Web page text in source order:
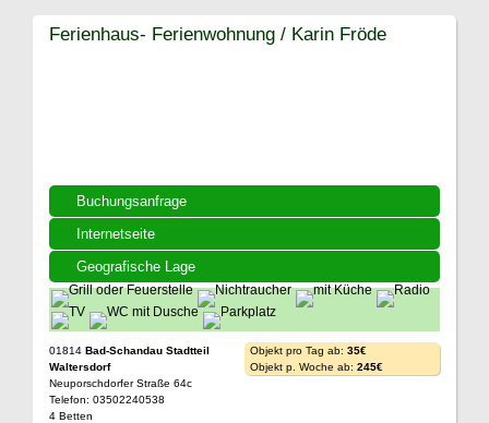
Buchungsanfrage
Internetseite
Geografische Lage
Ferienhaus- Ferienwohnung / Karin Fröde
01814 Bad-Schandau Stadtteil
Waltersdorf
Neuporschdorfer Straße 64c
Telefon: 03502240538
4 Betten
Objekt pro Tag ab: 35€
Objekt p. Woche ab: 245€